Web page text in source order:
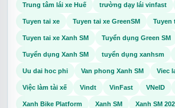
Trung tâm lái xe Huế trường dạy lái vinfast
Tuyen tai xe Tuyen tai xe GreenSM Tuyen
Tuyen tai xe Xanh SM Tuyển dụng Green SM
Tuyển dụng Xanh SM tuyển dụng xanhsm
Uu dai hoc phi Van phong Xanh SM Viec
Việc làm tài xế Vindt VinFast VNeID
Xanh Bike Platform Xanh SM Xanh SM